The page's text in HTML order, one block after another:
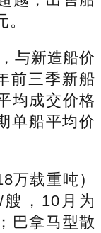
与新造船价
前三季新船
均成交价格
单船平均价
载重吨）
，10月为
巴拿马型散